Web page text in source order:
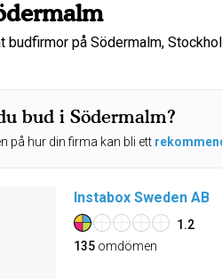
budfirmor på Södermalm,
bud i Södermalm?
på hur din firma kan bli ett
Instabox Sweden AB
1.2
135 omdömen